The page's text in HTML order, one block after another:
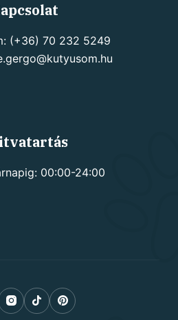
(+36) 70 232 5249
00:00-24:00